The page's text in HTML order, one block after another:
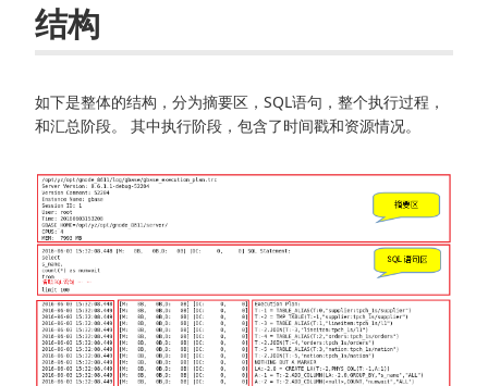
结构
如下是整体的结构，分为摘要区，SQL语句，整个执行过程，
和汇总阶段。 其中执行阶段，包含了时间戳和资源情况。